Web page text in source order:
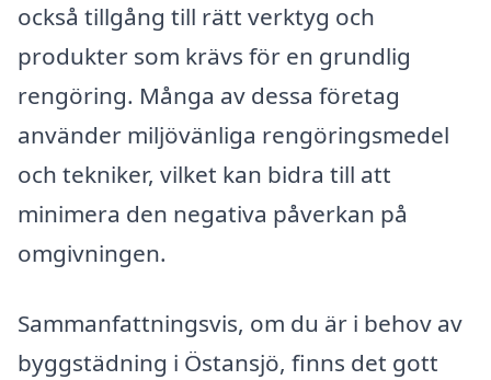
också tillgång till rätt verktyg och
produkter som krävs för en grundlig
rengöring. Många av dessa företag
använder miljövänliga rengöringsmedel
och tekniker, vilket kan bidra till att
minimera den negativa påverkan på
omgivningen.
Sammanfattningsvis, om du är i behov av
byggstädning i Östansjö, finns det gott